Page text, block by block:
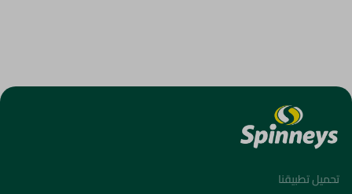
تحميل تطبيقنا